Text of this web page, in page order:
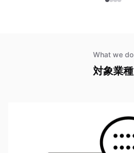
What we do
対象業種